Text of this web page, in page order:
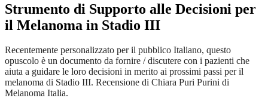
Strumento di Supporto alle Decisioni per
il Melanoma in Stadio III
Recentemente personalizzato per il pubblico Italiano, questo
opuscolo è un documento da fornire / discutere con i pazienti che
aiuta a guidare le loro decisioni in merito ai prossimi passi per il
melanoma di Stadio III. Recensione di Chiara Puri Purini di
Melanoma Italia.